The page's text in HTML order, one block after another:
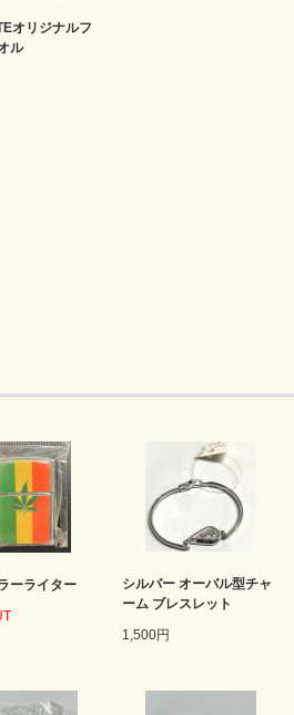
オリジナルフ
ル
ーライター
シルバー オーバル型チャ
ーム ブレスレット
1,500円